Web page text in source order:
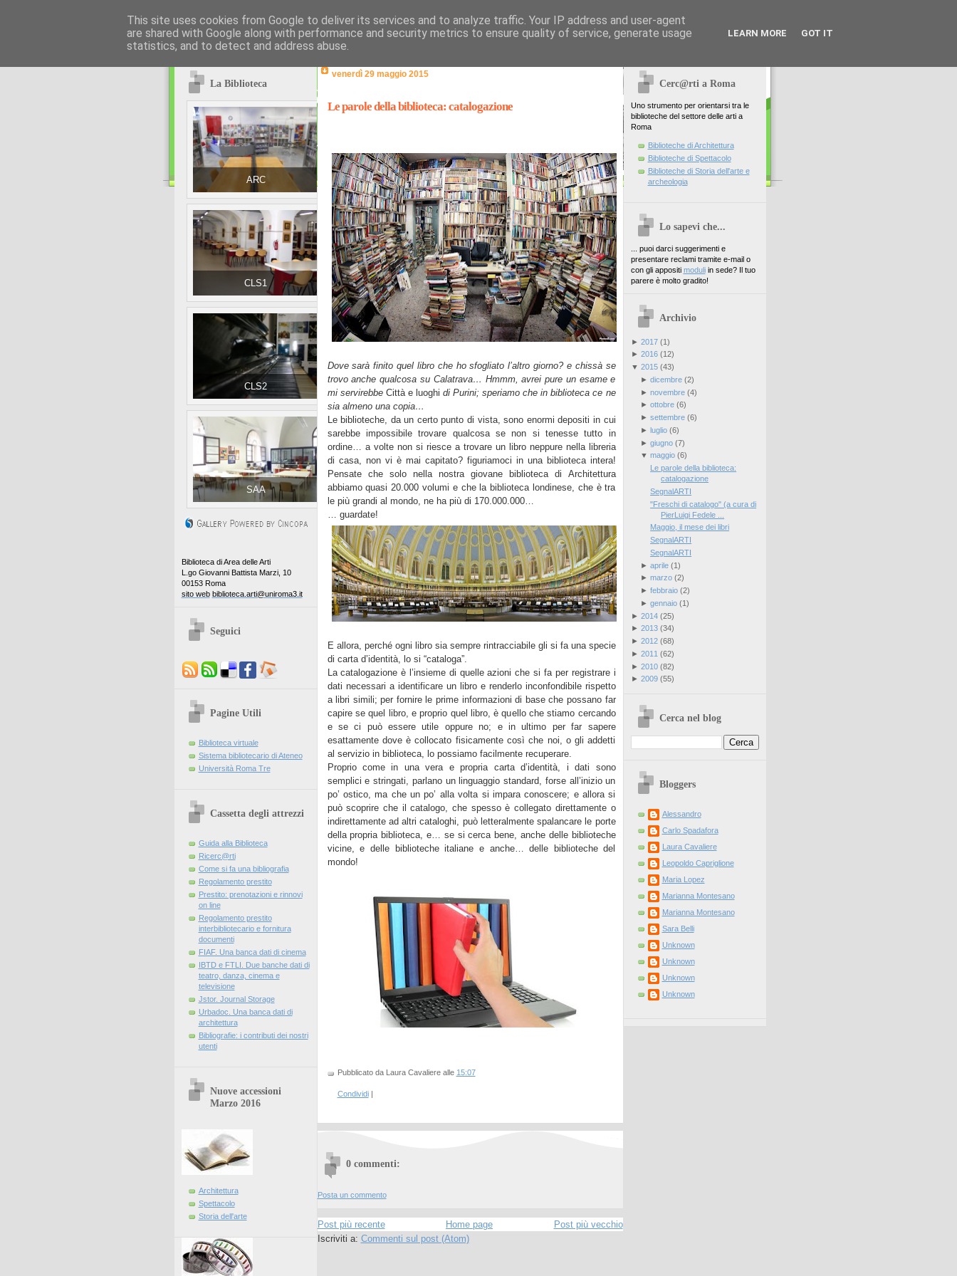
La Biblioteca
ARC
CLS1
CLS2
SAA
Biblioteca di Area delle Arti
L.go Giovanni Battista Marzi, 10
00153 Roma
sito web biblioteca.arti@uniroma3.it
Seguici
Pagine Utili
Biblioteca virtuale
Sistema bibliotecario di Ateneo
Università Roma Tre
Cassetta degli attrezzi
Guida alla Biblioteca
Ricerc@rti
Come si fa una bibliografia
Regolamento prestito
Prestito: prenotazioni e rinnovi
on line
Regolamento prestito
interbibliotecario e fornitura
documenti
FIAF. Una banca dati di cinema
IBTD e FTLI. Due banche dati di
teatro, danza, cinema e
televisione
Jstor. Journal Storage
Urbadoc. Una banca dati di
architettura
Bibliografie: i contributi dei nostri
utenti
Nuove accessioni
Marzo 2016
Architettura
Spettacolo
Storia dell'arte
venerdì 29 maggio 2015
Le parole della biblioteca: catalogazione
Dove sarà finito quel libro che ho sfogliato l’altro giorno? e chissà se
trovo anche qualcosa su Calatrava… Hmmm, avrei pure un esame e
mi servirebbe Città e luoghi di Purini; speriamo che in biblioteca ce ne
sia almeno una copia…
Le biblioteche, da un certo punto di vista, sono enormi depositi in cui
sarebbe impossibile trovare qualcosa se non si tenesse tutto in
ordine… a volte non si riesce a trovare un libro neppure nella libreria
di casa, non vi è mai capitato? figuriamoci in una biblioteca intera!
Pensate che solo nella nostra giovane biblioteca di Architettura
abbiamo quasi 20.000 volumi e che la biblioteca londinese, che è tra
le più grandi al mondo, ne ha più di 170.000.000…
… guardate!
E allora, perché ogni libro sia sempre rintracciabile gli si fa una specie
di carta d’identità, lo si “cataloga”.
La catalogazione è l’insieme di quelle azioni che si fa per registrare i
dati necessari a identificare un libro e renderlo inconfondibile rispetto
a libri simili; per fornire le prime informazioni di base che possano far
capire se quel libro, e proprio quel libro, è quello che stiamo cercando
e se ci può essere utile oppure no; e in ultimo per far sapere
esattamente dove è collocato fisicamente così che noi, o gli addetti
al servizio in biblioteca, lo possiamo facilmente recuperare.
Proprio come in una vera e propria carta d’identità, i dati sono
semplici e stringati, parlano un linguaggio standard, forse all’inizio un
po’ ostico, ma che un po’ alla volta si impara conoscere; e allora si
può scoprire che il catalogo, che spesso è collegato direttamente o
indirettamente ad altri cataloghi, può letteralmente spalancare le porte
della propria biblioteca, e… se si cerca bene, anche delle biblioteche
vicine, e delle biblioteche italiane e anche… delle biblioteche del
mondo!
Pubblicato da Laura Cavaliere alle 15:07
Condividi
0 commenti:
Posta un commento
Post più recente Post più vecchio
Home page
Iscriviti a: Commenti sul post (Atom)
Cerc@rti a Roma
Uno strumento per orientarsi tra le
biblioteche del settore delle arti a
Roma
Biblioteche di Architettura
Biblioteche di Spettacolo
Biblioteche di Storia dell'arte e
archeologia
Lo sapevi che...
... puoi darci suggerimenti e
presentare reclami tramite e-mail o
con gli appositi moduliin sede? Il tuo
parere è molto gradito!
Archivio
► 2017(1)
► 2016(12)
▼ 2015(43)
► dicembre(2)
► novembre(4)
► ottobre(6)
► settembre(6)
► luglio(6)
► giugno(7)
▼ maggio(6)
Le parole della biblioteca:
catalogazione
SegnalARTI
"Freschi di catalogo" (a cura di
PierLuigi Fedele ...
Maggio, il mese dei libri
SegnalARTI
SegnalARTI
► aprile(1)
► marzo(2)
► febbraio(2)
► gennaio(1)
► 2014(25)
► 2013(34)
► 2012(68)
► 2011 (62)
► 2010(82)
► 2009(55)
Cerca nel blog
Bloggers
Alessandro
Carlo Spadafora
Laura Cavaliere
Leopoldo Capriglione
Maria Lopez
Marianna Montesano
Marianna Montesano
Sara Belli
Unknown
Unknown
Unknown
Unknown
This site uses cookies from Google to deliver its services and to analyze traffic. Your IP address and user-agent
are shared with Google along with performance and security metrics to ensure quality of service, generate usage
statistics, and to detect and address abuse.
LEARN MORE GOT IT